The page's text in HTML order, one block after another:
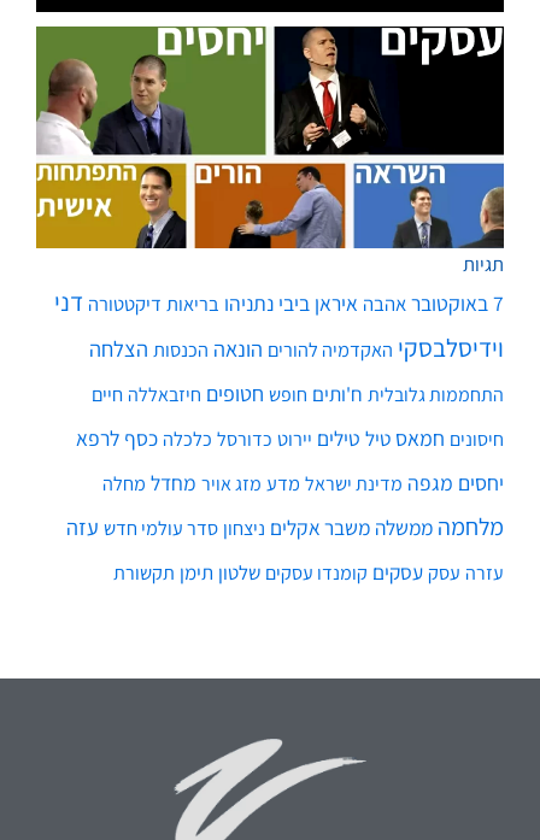
תגיות
7 באוקטובר אהבה איראן ביבי נתניהו בריאות דיקטטורה דני
וידיסלבסקי האקדמיה להורים הונאה הכנסות הצלחה
התחממות גלובלית ח'ותים חופש חטופים חיזבאללה חיים
חיסונים חמאס טיל טילים יירוט כדורסל כלכלה כסף לרפא
יחסים מגפה מדינת ישראל מדע מזג אויר מחדל מחלה
מלחמה ממשלה משבר אקלים ניצחון סדר עולמי חדש עזה
עזרה עסק עסקים קומנדו עסקים שלטון תימן תקשורת